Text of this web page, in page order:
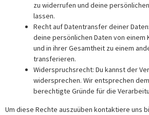
zu widerrufen und deine
lassen.
Recht auf Datentransfer deiner
deine persönlichen Daten von
und in ihrer Gesamtheit zu einem
transferieren.
Widerspruchsrecht: Du kannst der
widersprechen. Wir entsprechen
berechtigte Gründe für die
Um diese Rechte auszuüben kontaktiere uns